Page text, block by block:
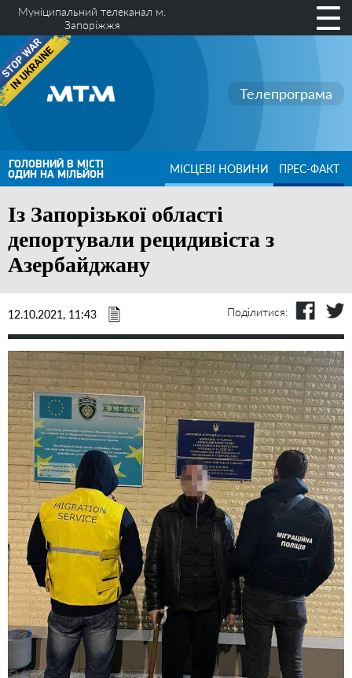
Муніципальний телеканал м.
Запоріжжя
Телепрограма
ГОЛОВНИЙ В МІСТІ
ОДИН НА МІЛЬЙОН МІСЦЕВІ НОВИНИ ПРЕС-ФАКТ
Із Запорізької області
депортували рецидивіста з
Азербайджану
12.10.2021, 11:43 Поділитися: